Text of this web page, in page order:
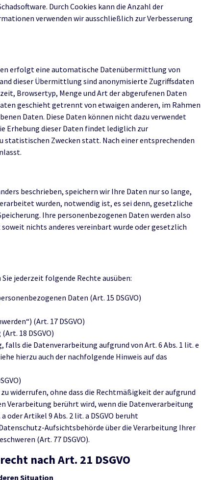
Durch Cookies kann die Anzahl der
verwenden wir ausschließlich zur Verbesserung
erfolgt eine automatische Datenübermittlung von
dieser Übermittlung sind anonymisierte Zugriffsdaten
Browsertyp, Menge und Art der abgerufenen Daten
geschieht getrennt von etwaigen anderen, im Rahmen
Daten. Diese Daten können nicht dazu verwendet
Erhebung dieser Daten findet lediglich zur
Zwecken statt. Nach einer entsprechenden
beschrieben, speichern wir Ihre Daten nur so lange,
wurden, notwendig ist, es sei denn, gesetzliche
Ihre personenbezogenen Daten werden also
nichts anderes vereinbart wurde oder gesetzlich
jederzeit folgende Rechte ausüben:
Daten (Art. 15 DSGVO)
(Art. 17 DSGVO)
18 DSGVO)
falls die Datenverarbeitung aufgrund von Art. 6 Abs. 1 lit. e
hierzu auch der nachfolgende Hinweis auf das
widerrufen, ohne dass die Rechtmäßigkeit der aufgrund
Verarbeitung berührt wird, wenn die Datenverarbeitung
oder Artikel 9 Abs. 2 lit. a DSGVO beruht
Aufsichtsbehörde über die Verarbeitung Ihrer
(Art. 77 DSGVO).
nach Art. 21 DSGVO
Situation